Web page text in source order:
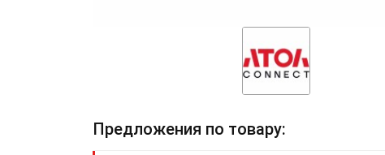
Предложения по товару: